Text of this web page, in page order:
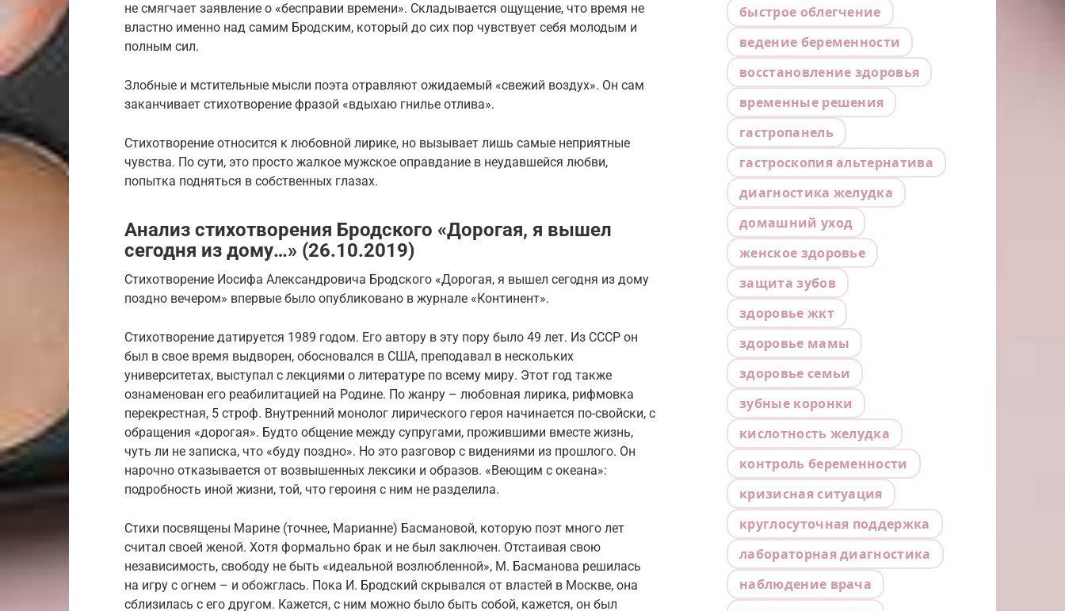
не смягчает заявление о «бесправии времени». Складывается ощущение, что время не
властно именно над самим Бродским, который до сих пор чувствует себя молодым и
полным сил.
Злобные и мстительные мысли поэта отравляют ожидаемый «свежий воздух». Он сам
заканчивает стихотворение фразой «вдыхаю гнилье отлива».
Стихотворение относится к любовной лирике, но вызывает лишь самые неприятные
чувства. По сути, это просто жалкое мужское оправдание в неудавшейся любви,
попытка подняться в собственных глазах.
Анализ стихотворения Бродского «Дорогая, я вышел
сегодня из дому…» (26.10.2019)
Стихотворение Иосифа Александровича Бродского «Дорогая, я вышел сегодня из дому
поздно вечером» впервые было опубликовано в журнале «Континент».
Стихотворение датируется 1989 годом. Его автору в эту пору было 49 лет. Из СССР он
был в свое время выдворен, обосновался в США, преподавал в нескольких
университетах, выступал с лекциями о литературе по всему миру. Этот год также
ознаменован его реабилитацией на Родине. По жанру – любовная лирика, рифмовка
перекрестная, 5 строф. Внутренний монолог лирического героя начинается по-свойски, с
обращения «дорогая». Будто общение между супругами, прожившими вместе жизнь,
чуть ли не записка, что «буду поздно». Но это разговор с видениями из прошлого. Он
нарочно отказывается от возвышенных лексики и образов. «Веющим с океана»:
подробность иной жизни, той, что героиня с ним не разделила.
Стихи посвящены Марине (точнее, Марианне) Басмановой, которую поэт много лет
считал своей женой. Хотя формально брак и не был заключен. Отстаивая свою
независимость, свободу не быть «идеальной возлюбленной», М. Басманова решилась
на игру с огнем – и обожглась. Пока И. Бродский скрывался от властей в Москве, она
сблизилась с его другом. Кажется, с ним можно было быть собой, кажется, он был
быстрое облегчение
ведение беременности
восстановление здоровья
временные решения
гастропанель
гастроскопия альтернатива
диагностика желудка
домашний уход
женское здоровье
защита зубов
здоровье жкт
здоровье мамы
здоровье семьи
зубные коронки
кислотность желудка
контроль беременности
кризисная ситуация
круглосуточная поддержка
лабораторная диагностика
наблюдение врача